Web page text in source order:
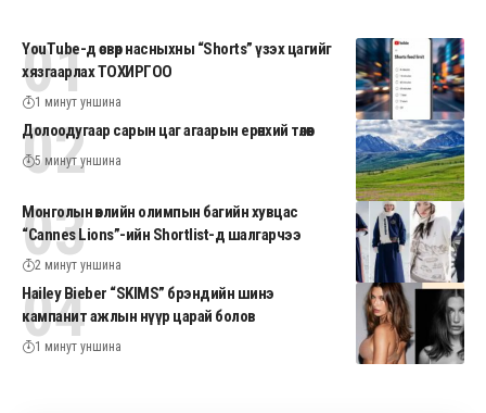
YouTube-д өсвөр насныхны “Shorts” үзэх цагийг
хязгаарлах ТОХИРГОО
1 минут уншина
Долоодугаар сарын цаг агаарын ерөнхий төлөв
5 минут уншина
Монголын өвлийн олимпын багийн хувцас
“Cannes Lions”-ийн Shortlist-д шалгарчээ
2 минут уншина
Hailey Bieber “SKIMS” брэндийн шинэ
кампанит ажлын нүүр царай болов
1 минут уншина